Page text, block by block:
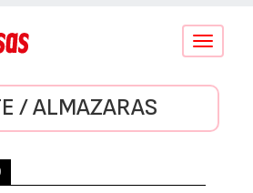
Conmutar
/ ALMAZARAS